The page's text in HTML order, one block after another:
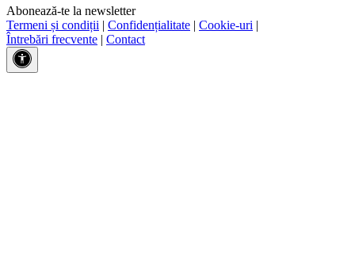
Abonează-te la newsletter
Termeni și condiții | Confidențialitate | Cookie-uri |
Întrebări frecvente | Contact